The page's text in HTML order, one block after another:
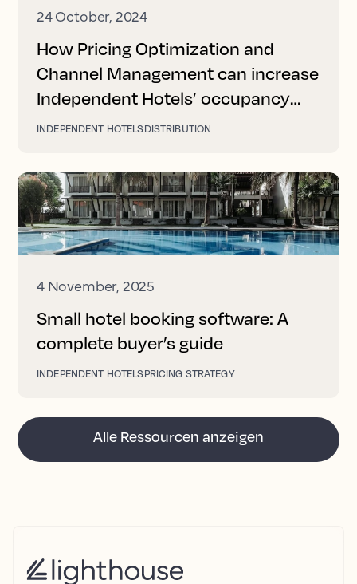
24 October, 2024
How Pricing Optimization and
Channel Management can increase
Independent Hotels’ occupancy
and revenue
INDEPENDENT HOTELSDISTRIBUTION
4 November, 2025
Small hotel booking software: A
complete buyer’s guide
INDEPENDENT HOTELSPRICING STRATEGY
Alle Ressourcen anzeigen